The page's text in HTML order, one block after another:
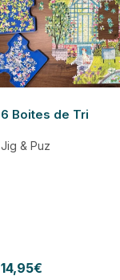
6 Boites de Tri
Jig & Puz
14,95€